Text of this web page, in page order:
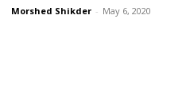
Morshed Shikder - May 6, 2020